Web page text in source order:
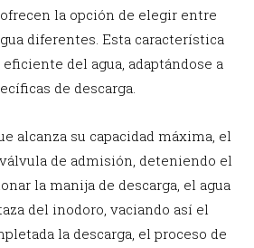
la opción de elegir entre
diferentes. Esta característica
del agua, adaptándose a
de descarga.
alcanza su capacidad máxima, el
de admisión, deteniendo el
la manija de descarga, el agua
del inodoro, vaciando así el
la descarga, el proceso de